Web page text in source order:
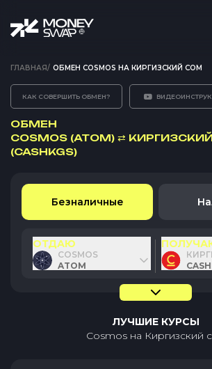
ГЛАВНАЯ/ ОБМЕН COSMOS НА КИРГИЗСКИЙ СОМ
КАК СОВЕРШИТЬ ОБМЕН?
ОБМЕН
COSMOS (ATOM) ⇄
(CASHKGS)
Безналичные
ОТДАЮ
COSMOS
ATOM
ЛУЧШИЕ КУРСЫ
Cosmosна Киргизский